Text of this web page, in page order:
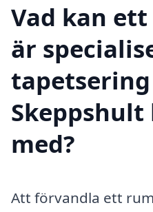
Vad kan
är
med?
Att förvandla ett